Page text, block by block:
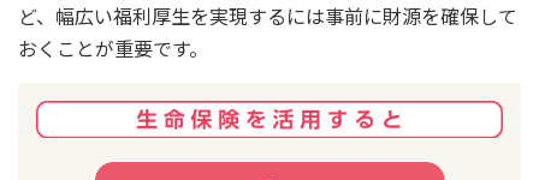
ど、幅広い福利厚生を実現するには事前に財源を確保して
おくことが重要です。